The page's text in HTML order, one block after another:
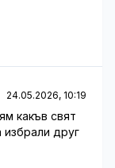
24.05.2026, 10:19
какъв свят
избрали друг